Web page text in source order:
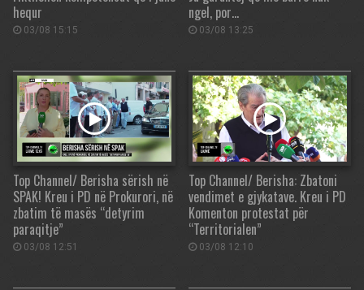
hequr
03/08 15:15
ngel, por…
03/08 13:25
Top Channel/ Berisha sërish në
SPAK! Kreu i PD në Prokurori, në
zbatim të masës “detyrim
paraqitje”
03/08 12:51
Top Channel/ Berisha: Zbatoni
vendimet e gjykatave. Kreu i PD
Komenton protestat për
“Territorialen”
03/08 12:10